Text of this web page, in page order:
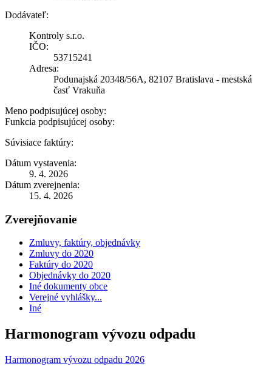
Dodávateľ:
Kontroly s.r.o.
IČO:
53715241
Adresa:
Podunajská 20348/56A, 82107 Bratislava - mestská
časť Vrakuňa
Meno podpisujúcej osoby:
Funkcia podpisujúcej osoby:
Súvisiace faktúry:
Dátum vystavenia:
9. 4. 2026
Dátum zverejnenia:
15. 4. 2026
Zverejňovanie
Zmluvy, faktúry, objednávky
Zmluvy do 2020
Faktúry do 2020
Objednávky do 2020
Iné dokumenty obce
Verejné vyhlášky...
Iné
Harmonogram vývozu odpadu
Harmonogram vývozu odpadu 2026